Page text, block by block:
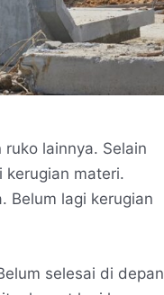
lainnya. Selain
kerugian materi.
Belum lagi kerugian
selesai di depan